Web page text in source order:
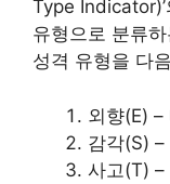
Type
유형으로 분류
성격 유형을 다
외향(E) –
감각(S)
사고(T) –